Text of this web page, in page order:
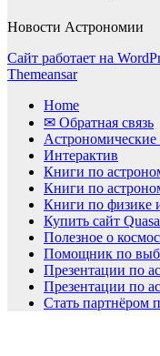
Новости Астрономии
Сайт работает на
Themeansar
Home
✉ Обратная связь
Интерактив
Книги по
Книги по
Книги по физике
Купить сайт
Полезное о
Помощник по
Презентации по
Презентации по
Стать партнёром